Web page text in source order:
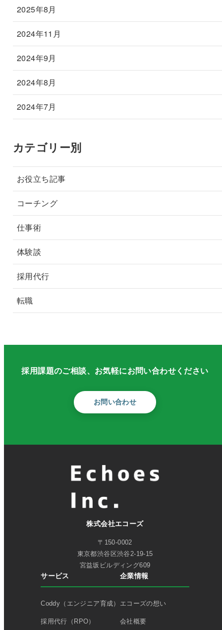
2025年8月
2024年11月
2024年9月
2024年8月
2024年7月
カテゴリー別
お役立ち記事
コーチング
仕事術
体験談
採用代行
転職
採用課題のご相談、お気軽にお問い合わせください
お問い合わせ
株式会社エコーズ
〒150-0002
東京都渋谷区渋谷2-19-15
宮益坂ビルディング609
サービス
Coddy（エンジニア育成）
採用代行（RPO）
企業情報
エコーズの想い
会社概要